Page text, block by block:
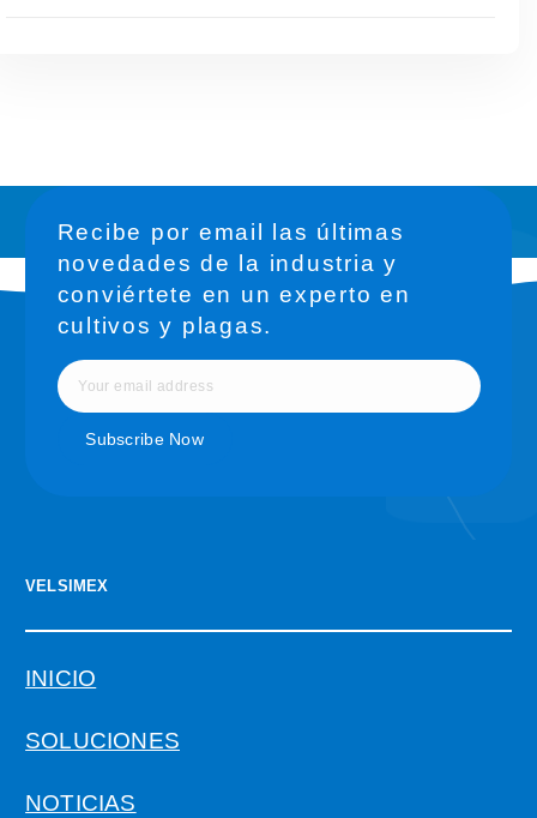
Recibe por email las últimas
novedades de la industria y
conviértete en un experto en
cultivos y plagas.
VELSIMEX
INICIO
SOLUCIONES
NOTICIAS